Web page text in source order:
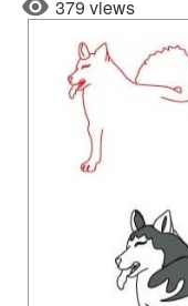
379 views